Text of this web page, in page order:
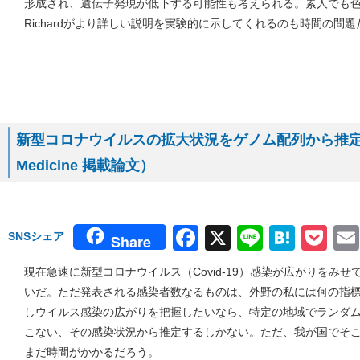
形成され、遺伝子発現が低下する可能性も考えられる。素人でも
Richardがより詳しい説明を実験的に示してくれるのも時間の問
新型コロナウイルスの拡大状況をゲノム配列から推
Medicine 掲載論文）
SNSシェア Share Facebook
X Line
現在急速に新型コロナウイルス（Covid-19）感染が広がりをみせ
いだ。ただ発表される感染者数なるものは、外野の私には何の指
しウイルス感染の広がりを把握したいなら、特定の地域でランダ
こない、その感染状況から推定するしかない。ただ、我が国でそ
まだ時間がかかるだろう。